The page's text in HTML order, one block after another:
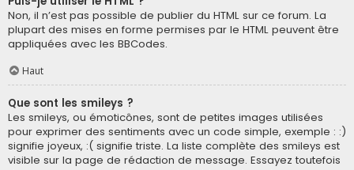
Non, il n’est pas possible de publier du HTML sur ce forum. La
plupart des mises en forme permises par le HTML peuvent être
appliquées avec les BBCodes.
Haut
Que sont les smileys ?
Les smileys, ou émoticônes, sont de petites images utilisées
pour exprimer des sentiments avec un code simple, exemple : :)
signifie joyeux, :( signifie triste. La liste complète des smileys est
visible sur la page de rédaction de message. Essayez toutefois